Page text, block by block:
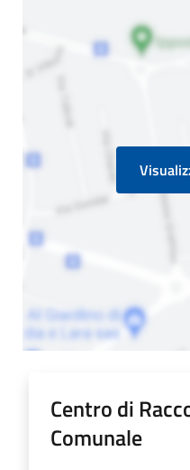
Centro di
Comunale